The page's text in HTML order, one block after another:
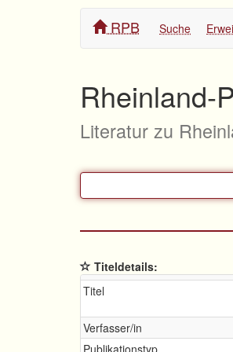
RPB Suche
Rheinland-
Literatur zu
Titeldetails:
Titel
Verfasser/in
Publikationstyp